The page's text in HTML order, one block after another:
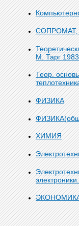
М. Тарг
Теор.
ФИЗИКА
ХИМИЯ